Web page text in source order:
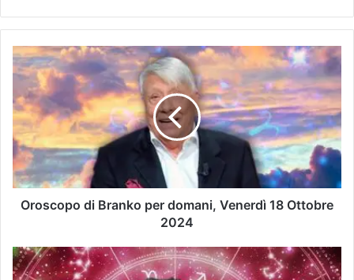
Oroscopo di Branko per domani, Venerdì 18 Ottobre
2024